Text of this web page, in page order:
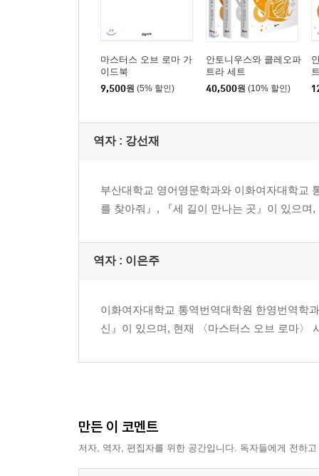
마스터스 오브 로마 가
이드북
9,500원 (5% 할인)
안토니우스와 클레오파
트라 세트
40,500원 (10% 할인)
역자 : 강선재
부산대학교 영어영문학과와 이화여자대학교
를 찾아줘』, 『세 길이 만나는 곳』이 있으
역자 : 이은주
이화여자대학교 통역번역대학원 한영번역학
신』이 있으며, 현재 〈마스터스 오브 로마〉
만든 이 코멘트
저자, 역자, 편집자를 위한 공간입니다. 독자들에게 전하